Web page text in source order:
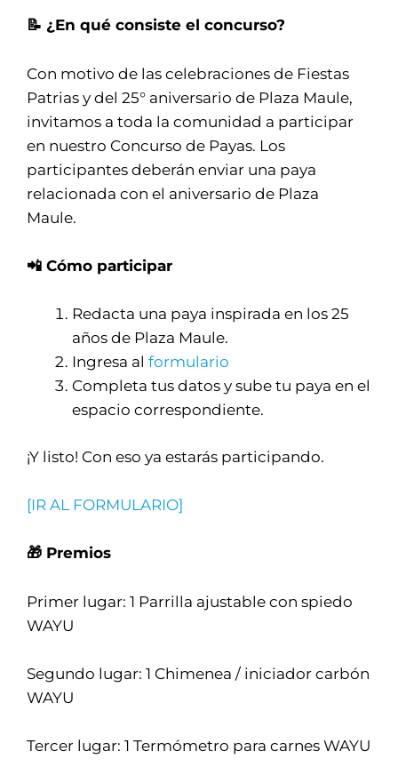
📝 ¿En qué consiste el concurso?
Con motivo de las celebraciones de Fiestas
Patrias y del 25° aniversario de Plaza Maule,
invitamos a toda la comunidad a participar
en nuestro Concurso de Payas. Los
participantes deberán enviar una paya
relacionada con el aniversario de Plaza
Maule.
📲 Cómo participar
Redacta una paya inspirada en los 25
años de Plaza Maule.
Ingresa alformulario
Completa tus datos y sube tu paya en el
espacio correspondiente.
¡Y listo! Con eso ya estarás participando.
[IR AL FORMULARIO]
🎁 Premios
Primer lugar: 1 Parrilla ajustable con spiedo
WAYU
Segundo lugar: 1 Chimenea / iniciador carbón
WAYU
Tercer lugar: 1 Termómetro para carnes WAYU